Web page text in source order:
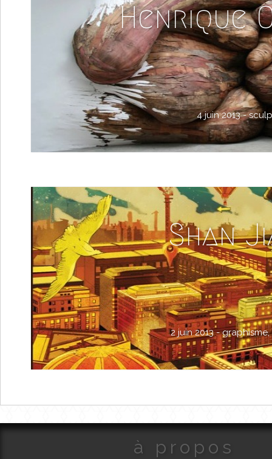
Henrique
4 juin 2013 -
Shan
2 juin 2013 -graphisme,
à propos